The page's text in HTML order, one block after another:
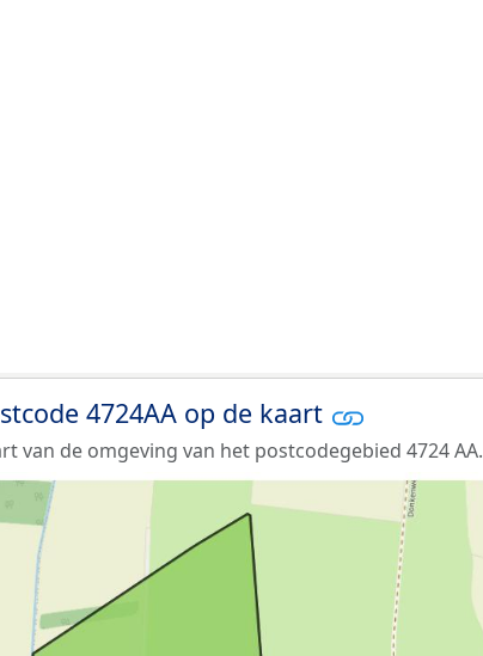
4724AA op de kaart
van de omgeving van het postcodegebied 4724 AA.